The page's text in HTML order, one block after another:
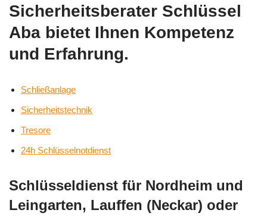
Sicherheitsberater Schlüssel
Aba bietet Ihnen Kompetenz
und Erfahrung.
Schließanlage
Sicherheitstechnik
Tresore
24h Schlüsselnotdienst
Schlüsseldienst für Nordheim und
Leingarten, Lauffen (Neckar) oder